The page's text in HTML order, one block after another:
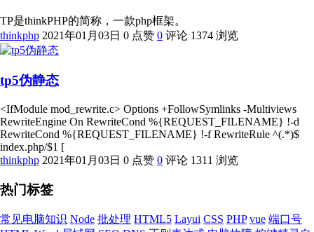
TP是thinkPHP的简称，一款php框架。
thinkphp 2021年01月03日 0 点赞 0 评论 1374 浏览
tp5伪静态
<IfModule mod_rewrite.c> Options +FollowSymlinks -Multiviews
RewriteEngine On RewriteCond %{REQUEST_FILENAME} !-d
RewriteCond %{REQUEST_FILENAME} !-f RewriteRule ^(.*)$
index.php/$1 [
thinkphp 2021年01月03日 0 点赞 0 评论 1311 浏览
热门标签
常见电脑知识 Node 批处理 HTML5 Layui CSS PHP vue 端口号